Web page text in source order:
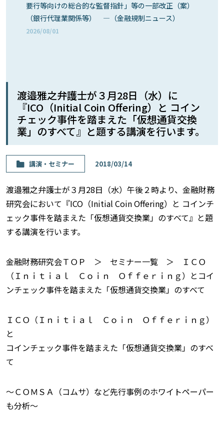
要行等向けの総合的な監督指針」等の一部改正（案）
（銀行代理業関係等） ―（金融規制ニュース）
2026/08/01
渡邉雅之弁護士が３月28日（水）に
『ICO（Initial Coin Offering）と コイン
チェック事件を踏まえた「仮想通貨交換
業」のすべて』と題する講演を行います。
講演・セミナー 2018/03/14
渡邉雅之弁護士が３月28日（水）午後２時より、金融財務
研究会において『ICO（Initial Coin Offering）と コインチ
ェック事件を踏まえた「仮想通貨交換業」のすべて』と題
する講演を行います。
金融財務研究会ＴＯＰ ＞ セミナー一覧 ＞ ＩＣＯ
（Ｉｎｉｔｉａｌ Ｃｏｉｎ Ｏｆｆｅｒｉｎｇ）とコイ
ンチェック事件を踏まえた「仮想通貨交換業」のすべて
ＩＣＯ（Ｉｎｉｔｉａｌ Ｃｏｉｎ Ｏｆｆｅｒｉｎｇ）
と
コインチェック事件を踏まえた「仮想通貨交換業」のすべ
て
〜ＣＯＭＳＡ（コムサ）など先行事例のホワイトペーパー
も分析〜